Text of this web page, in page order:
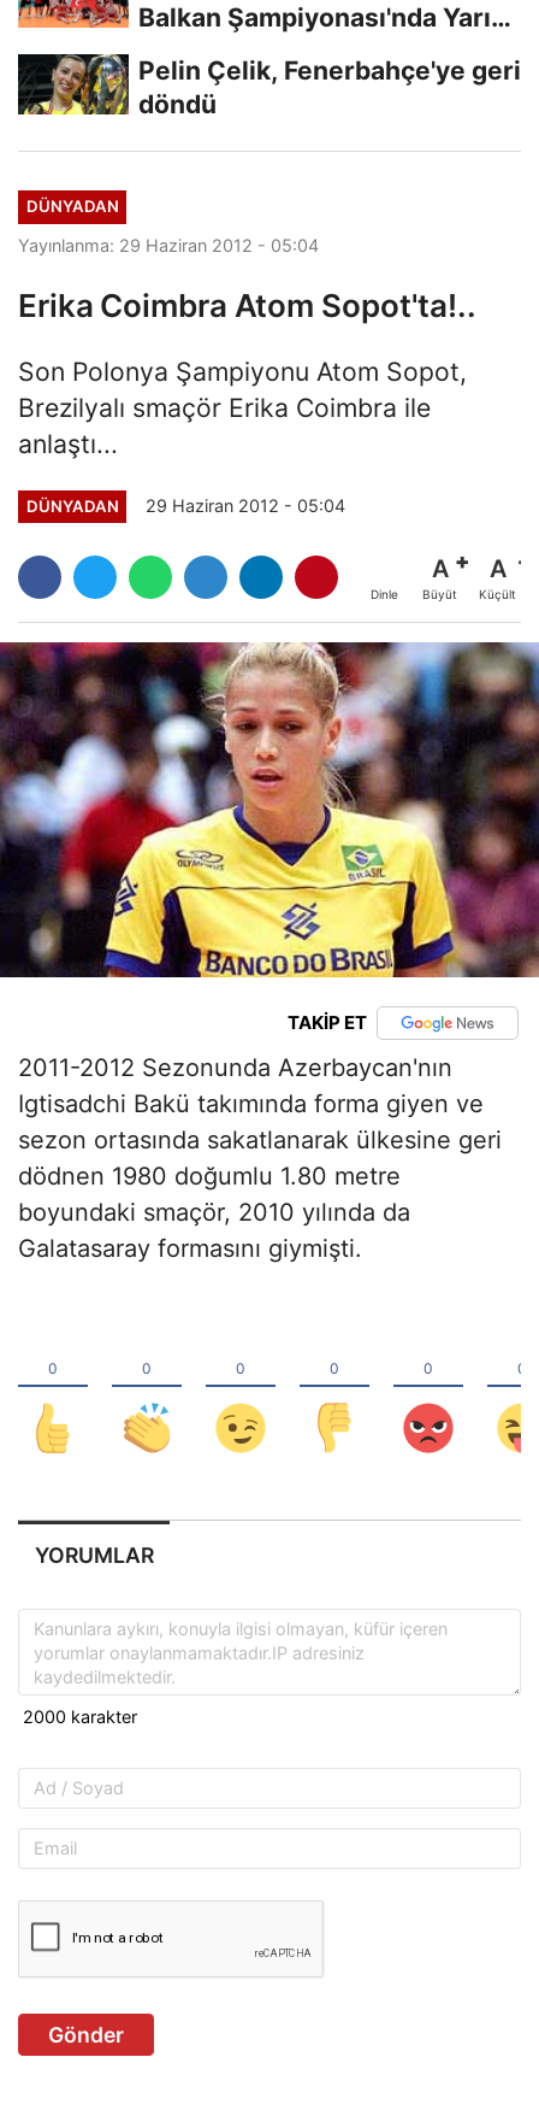
Balkan Şampiyonası'nda Yarı
Pelin Çelik, Fenerbahçe'ye geri
döndü
DÜNYADAN
Yayınlanma: 29 Haziran 2012 - 05:04
Erika Coimbra Atom Sopot'ta!..
Son Polonya Şampiyonu Atom Sopot,
Brezilyalı smaçör Erika Coimbra ile
anlaştı...
DÜNYADAN 29 Haziran 2012 - 05:04
Dinle
A
Büyüt
A
Küçült
TAKİP ET
2011-2012 Sezonunda Azerbaycan'nın
Igtisadchi Bakü takımında forma giyen ve
sezon ortasında sakatlanarak ülkesine geri
dödnen 1980 doğumlu 1.80 metre
boyundaki smaçör, 2010 yılında da
Galatasaray formasını giymişti.
YORUMLAR
Gönder